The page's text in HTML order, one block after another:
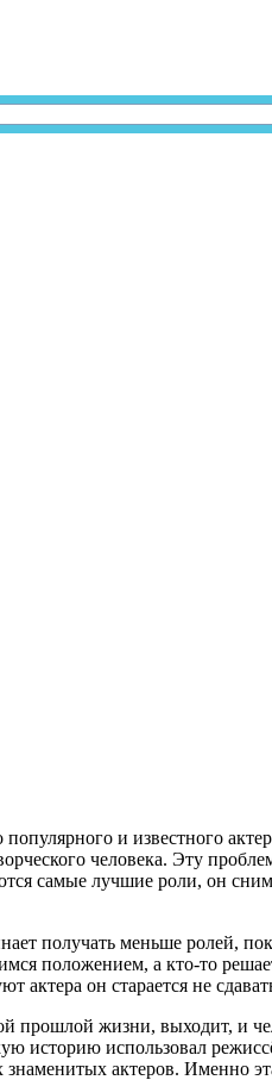
и известного
человека. Эту
самые лучшие роли, он
получать меньше ролей,
положением, а кто-то
актера он старается не
прошлой жизни, выходит, и
историю использовал
актеров. Именно